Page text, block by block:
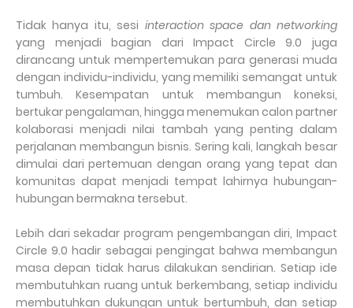
Tidak hanya itu, sesi interaction space dan networking
yang menjadi bagian dari Impact Circle 9.0 juga
dirancang untuk mempertemukan para generasi muda
dengan individu-individu, yang memiliki semangat untuk
tumbuh. Kesempatan untuk membangun koneksi,
bertukar pengalaman, hingga menemukan calon partner
kolaborasi menjadi nilai tambah yang penting dalam
perjalanan membangun bisnis. Sering kali, langkah besar
dimulai dari pertemuan dengan orang yang tepat dan
komunitas dapat menjadi tempat lahirnya hubungan-
hubungan bermakna tersebut.
Lebih dari sekadar program pengembangan diri, Impact
Circle 9.0 hadir sebagai pengingat bahwa membangun
masa depan tidak harus dilakukan sendirian. Setiap ide
membutuhkan ruang untuk berkembang, setiap individu
membutuhkan dukungan untuk bertumbuh, dan setiap